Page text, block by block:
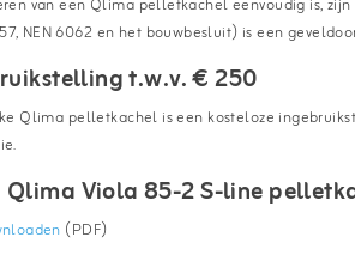
van een Qlima pelletkachel eenvoudig is,
NEN 6062 en het bouwbesluit) is een
t.w.v. € 250
Qlima pelletkachel is een kosteloze
Viola 85-2 S-line
(PDF)